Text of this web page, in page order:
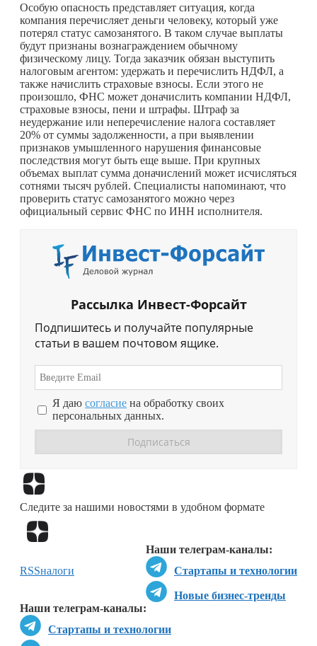
Особую опасность представляет ситуация, когда
компания перечисляет деньги человеку, который уже
потерял статус самозанятого. В таком случае выплаты
будут признаны вознаграждением обычному
физическому лицу. Тогда заказчик обязан выступить
налоговым агентом: удержать и перечислить НДФЛ, а
также начислить страховые взносы. Если этого не
произошло, ФНС может доначислить компании НДФЛ,
страховые взносы, пени и штрафы. Штраф за
неудержание или неперечисление налога составляет
20% от суммы задолженности, а при выявлении
признаков умышленного нарушения финансовые
последствия могут быть еще выше. При крупных
объемах выплат сумма доначислений может исчисляться
сотнями тысяч рублей. Специалисты напоминают, что
проверить статус самозанятого можно через
официальный сервис ФНС по ИНН исполнителя.
Рассылка Инвест-Форсайт
Подпишитесь и получайте популярные
статьи в вашем почтовом ящике.
Я даю согласие на обработку своих
персональных данных.
Следите за нашими новостями в удобном формате
Наши телеграм-каналы:
Стартапы и технологии
Новые бизнес-тренды
Наши телеграм-каналы:
Стартапы и технологии
RSSналоги